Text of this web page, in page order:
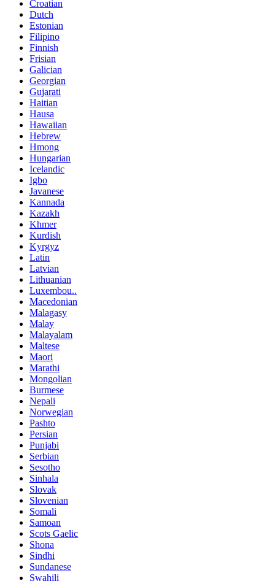
Croatian
Dutch
Estonian
Filipino
Finnish
Frisian
Galician
Georgian
Gujarati
Haitian
Hausa
Hawaiian
Hebrew
Hmong
Hungarian
Icelandic
Igbo
Javanese
Kannada
Kazakh
Khmer
Kurdish
Kyrgyz
Latin
Latvian
Lithuanian
Luxembou..
Macedonian
Malagasy
Malay
Malayalam
Maltese
Maori
Marathi
Mongolian
Burmese
Nepali
Norwegian
Pashto
Persian
Punjabi
Serbian
Sesotho
Sinhala
Slovak
Slovenian
Somali
Samoan
Scots Gaelic
Shona
Sindhi
Sundanese
Swahili